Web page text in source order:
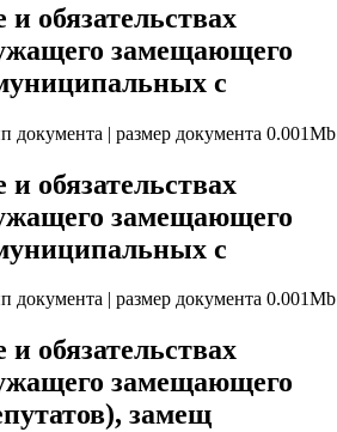
обязательствах
замещающего
с
документа | размер документа 0.001Mb
обязательствах
замещающего
с
документа | размер документа 0.001Mb
обязательствах
замещающего
замещ